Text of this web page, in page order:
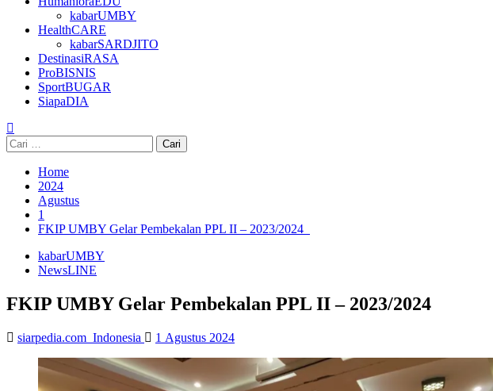
kabarUMBY
HealthCARE
kabarSARDJITO
DestinasiRASA
ProBISNIS
SportBUGAR
SiapaDIA
Cari
untuk:
Home
2024
Agustus
1
FKIP UMBY Gelar Pembekalan PPL II – 2023/2024
kabarUMBY
NewsLINE
FKIP UMBY Gelar Pembekalan PPL II – 2023/2024
siarpedia.com_Indonesia 1 Agustus 2024